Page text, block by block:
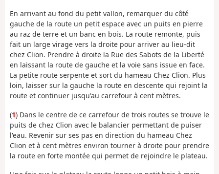
En arrivant au fond du petit vallon, remarquer du côté
gauche de la route un petit espace avec un puits en pierre
au raz de terre et un banc en bois. La route remonte, puis
fait un large virage vers la droite pour arriver au lieu-dit
chez Clion. Prendre à droite la Rue des Sabots de la Liberté
en laissant la route de gauche et la voie sans issue en face.
La petite route serpente et sort du hameau Chez Clion. Plus
loin, laisser sur la gauche la route en descente qui rejoint la
route et continuer jusqu'au carrefour à cent mètres.
(1) Dans le centre de ce carrefour de trois routes se trouve le
puits de chez Clion avec le balancier permettant de puiser
l'eau. Revenir sur ses pas en direction du hameau Chez
Clion et à cent mètres environ tourner à droite pour prendre
la route en forte montée qui permet de rejoindre le plateau.